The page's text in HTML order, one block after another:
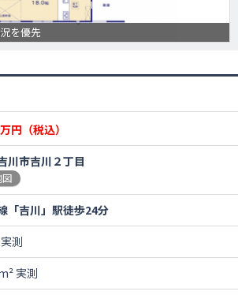
を優先
万円（税込）
川市吉川２丁目
「吉川」駅徒歩24分
測
実測